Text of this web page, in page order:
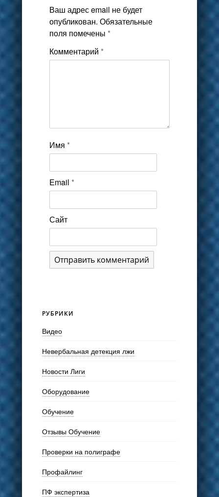
Ваш адрес email не будет
опубликован. Обязательные
поля помечены *
Комментарий *
Имя *
Email *
Сайт
РУБРИКИ
Видео
Невербальная детекция лжи
Новости Лиги
Оборудование
Обучение
Отзывы Обучение
Проверки на полиграфе
Профайлинг
ПФ экспертиза